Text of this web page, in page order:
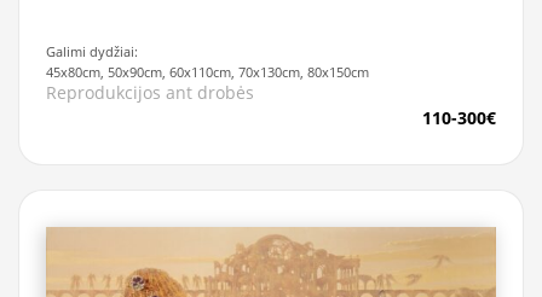
Galimi dydžiai:
45x80cm, 50x90cm, 60x110cm, 70x130cm, 80x150cm
Reprodukcijos ant drobės
110-300€